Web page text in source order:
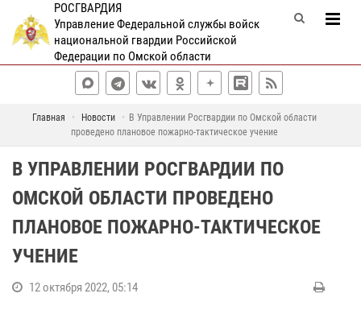
РОСГВАРДИЯ
Управление Федеральной службы войск
национальной гвардии Российской
Федерации по Омской области
Главная Новости
В Управлении Росгвардии по Омской области
проведено плановое пожарно-тактическое учение
В УПРАВЛЕНИИ РОСГВАРДИИ ПО
ОМСКОЙ ОБЛАСТИ ПРОВЕДЕНО
ПЛАНОВОЕ ПОЖАРНО-ТАКТИЧЕСКОЕ
УЧЕНИЕ
12 октября 2022, 05:14